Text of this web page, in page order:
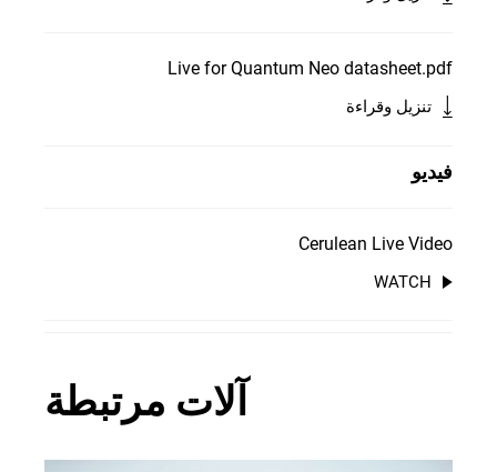
Live for Quantum Neo datasheet.pdf
تنزيل وقراءة
فيديو
Cerulean Live Video
WATCH
آلات مرتبطة